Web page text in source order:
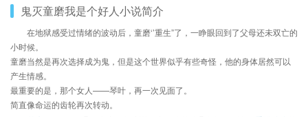
鬼灭童磨我是个好人小说简介
在地狱感受过情绪的波动后，童磨‘’重生”了，一睁眼回到了父母还未双亡的
小时候。
童磨当然是再次选择成为鬼，但是这个世界似乎有些奇怪，他的身体居然可以
产生情感。
最重要的是，那个女人——琴叶，再一次见面了。
简直像命运的齿轮再次转动。